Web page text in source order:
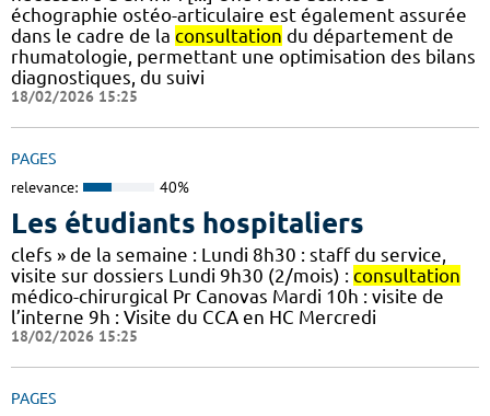
échographie ostéo-articulaire est également assurée
dans le cadre de la consultation du département de
rhumatologie, permettant une optimisation des bilans
diagnostiques, du suivi
18/02/2026 15:25
PAGES
relevance: 40%
Les étudiants hospitaliers
clefs » de la semaine : Lundi 8h30 : staff du service,
visite sur dossiers Lundi 9h30 (2/mois) : consultation
médico-chirurgical Pr Canovas Mardi 10h : visite de
l’interne 9h : Visite du CCA en HC Mercredi
18/02/2026 15:25
PAGES